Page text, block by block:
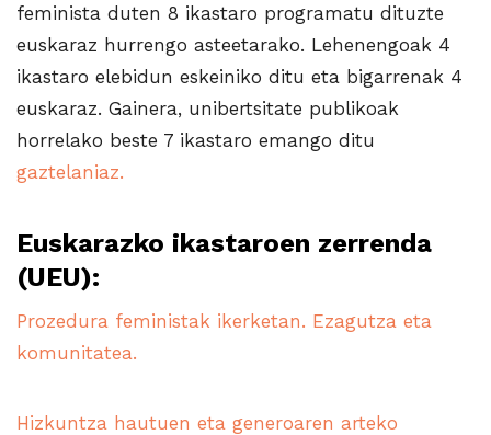
feminista duten 8 ikastaro programatu dituzte
euskaraz hurrengo asteetarako. Lehenengoak 4
ikastaro elebidun eskeiniko ditu eta bigarrenak 4
euskaraz. Gainera, unibertsitate publikoak
horrelako beste 7 ikastaro emango ditu
gaztelaniaz.
Euskarazko ikastaroen zerrenda
(UEU):
Prozedura feministak ikerketan. Ezagutza eta
komunitatea.
Hizkuntza hautuen eta generoaren arteko